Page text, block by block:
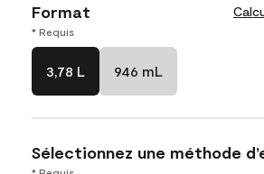
Format
* Requis
3,78 L 946 mL
Sélectionnez une méthode